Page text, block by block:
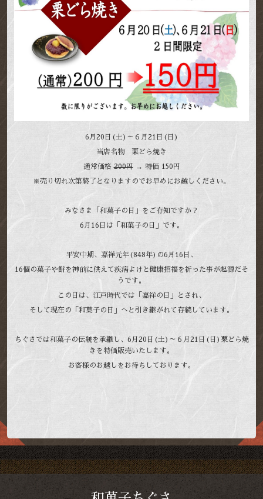
6月20日(土)～６月21日(日)
当店名物 栗どら焼き
通常価格200円→ 特価 150円
※売り切れ次第終了となりますのでお早めにお越しください。
みなさま「和菓子の日」をご存知ですか？
6月16日は「和菓子の日」です。
平安中期、嘉祥元年(848年)の6月16日、
16個の菓子や餅を神前に供えて疾病よけと健康招福を祈った事が起源だそ
うです。
この日は、江戸時代では「嘉祥の日」とされ、
そして現在の「和菓子の日」へと引き継がれて存続しています。
ちぐさでは和菓子の伝統を承継し、6月20日(土)～６月21日(日)栗どら焼
きを特価販売いたします。
お客様のお越しをお待ちしております。